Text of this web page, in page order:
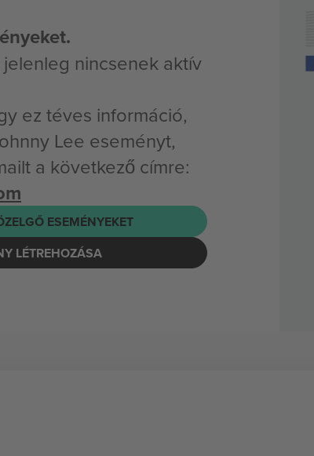
nincsenek aktív
ez téves információ,
Lee eseményt,
a következő címre:
ESEMÉNYEKET
LÉTREHOZÁSA